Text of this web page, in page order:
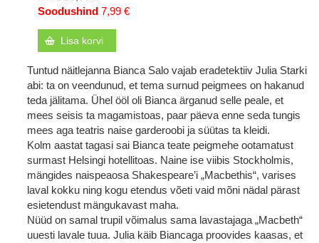
Soodushind 7,99 €
Lisa korvi
Tuntud näitlejanna Bianca Salo vajab eradetektiiv Julia Starki
abi: ta on veendunud, et tema surnud peigmees on hakanud
teda jälitama. Ühel ööl oli Bianca ärganud selle peale, et
mees seisis ta magamistoas, paar päeva enne seda tungis
mees aga teatris naise garderoobi ja süütas ta kleidi.
Kolm aastat tagasi sai Bianca teate peigmehe ootamatust
surmast Helsingi hotellitoas. Naine ise viibis Stockholmis,
mängides naispeaosa Shakespeare’i „Macbethis“, varises
laval kokku ning kogu etendus võeti vaid mõni nädal pärast
esietendust mängukavast maha.
Nüüd on samal trupil võimalus sama lavastajaga „Macbeth“
uuesti lavale tuua. Julia käib Biancaga proovides kaasas, et